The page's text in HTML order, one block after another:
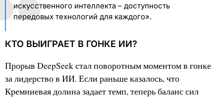
искусственного интеллекта – доступность
передовых технологий для каждого».
КТО ВЫИГРАЕТ В ГОНКЕ ИИ?
Прорыв DeepSeek стал поворотным моментом в гонке
за лидерство в ИИ. Если раньше казалось, что
Кремниевая долина задает темп, теперь баланс сил